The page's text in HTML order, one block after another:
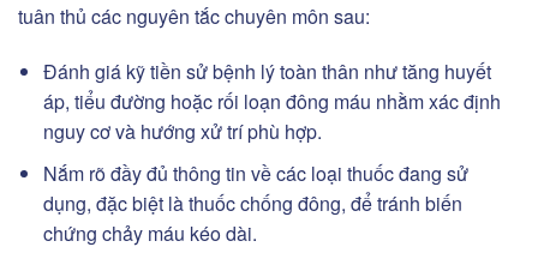
tuân thủ các nguyên tắc chuyên môn sau:
Đánh giá kỹ tiền sử bệnh lý toàn thân như tăng huyết
áp, tiểu đường hoặc rối loạn đông máu nhằm xác định
nguy cơ và hướng xử trí phù hợp.
Nắm rõ đầy đủ thông tin về các loại thuốc đang sử
dụng, đặc biệt là thuốc chống đông, để tránh biến
chứng chảy máu kéo dài.